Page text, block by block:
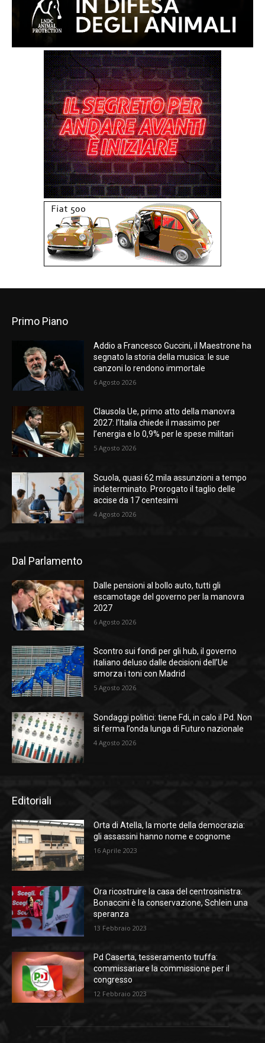
Primo Piano
Addio a Francesco Guccini, il Maestrone ha
segnato la storia della musica: le sue
canzoni lo rendono immortale
6 Agosto 2026
Clausola Ue, primo atto della manovra
2027: l’Italia chiede il massimo per
l’energia e lo 0,9% per le spese militari
5 Agosto 2026
Scuola, quasi 62 mila assunzioni a tempo
indeterminato. Prorogato il taglio delle
accise da 17 centesimi
4 Agosto 2026
Dal Parlamento
Dalle pensioni al bollo auto, tutti gli
escamotage del governo per la manovra
2027
6 Agosto 2026
Scontro sui fondi per gli hub, il governo
italiano deluso dalle decisioni dell’Ue
smorza i toni con Madrid
5 Agosto 2026
Sondaggi politici: tiene Fdi, in calo il Pd. Non
si ferma l’onda lunga di Futuro nazionale
4 Agosto 2026
Editoriali
Orta di Atella, la morte della democrazia:
gli assassini hanno nome e cognome
16 Aprile 2023
Ora ricostruire la casa del centrosinistra:
Bonaccini è la conservazione, Schlein una
speranza
13 Febbraio 2023
Pd Caserta, tesseramento truffa:
commissariare la commissione per il
congresso
12 Febbraio 2023